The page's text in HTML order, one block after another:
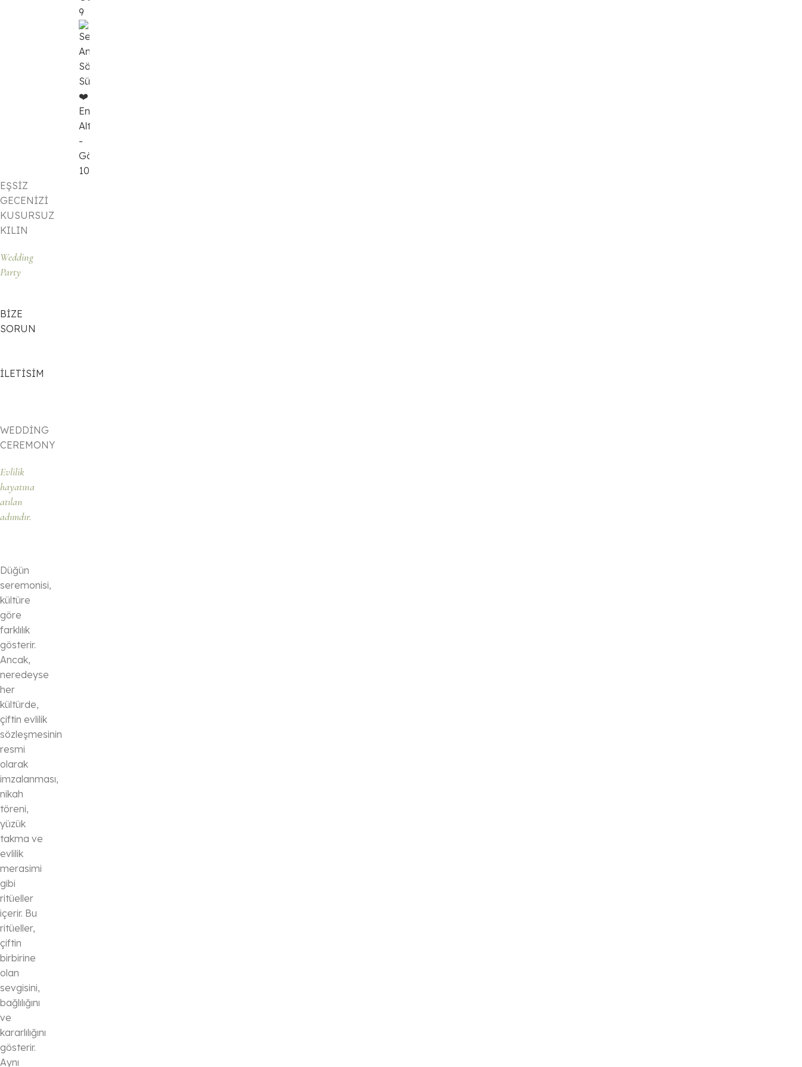
EŞSİZ
GECENİZİ
KUSURSUZ
KILIN
Wedding
Party
BİZE
SORUN
İLETİSİM
WEDDİNG
CEREMONY
Evlilik
hayatına
atılan
adımdır.
Düğün
seremonisi,
kültüre
göre
farklılık
gösterir.
Ancak,
neredeyse
her
kültürde,
çiftin evlilik
sözleşmesinin
resmi
olarak
imzalanması,
nikah
töreni,
yüzük
takma ve
evlilik
merasimi
gibi
ritüeller
içerir. Bu
ritüeller,
çiftin
birbirine
olan
sevgisini,
bağlılığını
ve
kararlılığını
gösterir.
Aynı